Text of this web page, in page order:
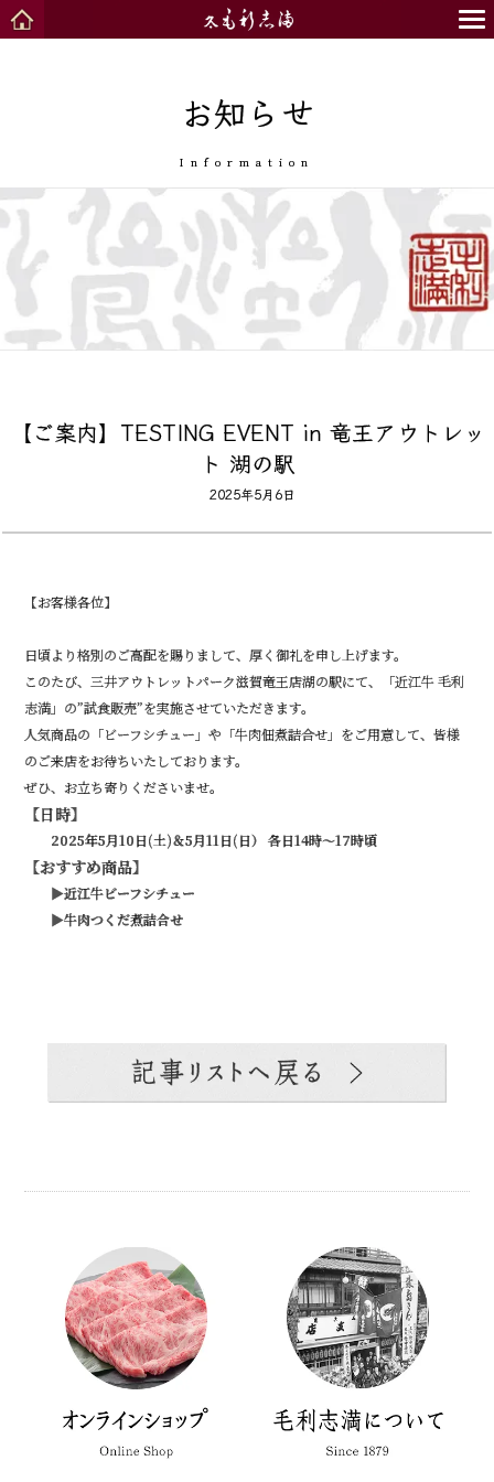
お知らせ
Information
【ご案内】TESTING EVENT in 竜王アウトレッ
ト 湖の駅
2025年5月6日
【お客様各位】
日頃より格別のご高配を賜りまして、厚く御礼を申し上げます。
このたび、三井アウトレットパーク滋賀竜王店湖の駅にて、「近江牛 毛利
志満」の”試食販売”を実施させていただきます。
人気商品の「ビーフシチュー」や「牛肉佃煮詰合せ」をご用意して、皆様
のご来店をお待ちいたしております。
ぜひ、お立ち寄りくださいませ。
【日時】
2025年5月10日(土)＆5月11日(日） 各日14時～17時頃
【おすすめ商品】
▶近江牛ビーフシチュー
▶牛肉つくだ煮詰合せ